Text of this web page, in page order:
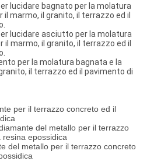
lucidare bagnato per la molatura
il marmo, il granito, il terrazzo ed il
lucidare asciutto per la molatura
marmo, il granito, il terrazzo ed il
per la molatura bagnata e la
il terrazzo ed il pavimento di
per il terrazzo concreto ed il
del metalloper il terrazzo
epossidica
del metallo per il terrazzo concreto